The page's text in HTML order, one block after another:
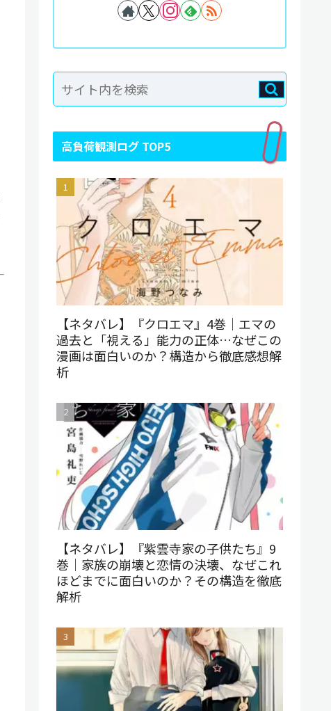
高負荷観測ログ TOP5
【ネタバレ】『クロエマ』4巻｜エマの
過去と「視える」能力の正体…なぜこの
漫画は面白いのか？構造から徹底感想解
析
【ネタバレ】『紫雲寺家の子供たち』9
巻｜家族の崩壊と恋情の決壊、なぜこれ
ほどまでに面白いのか？その構造を徹底
解析